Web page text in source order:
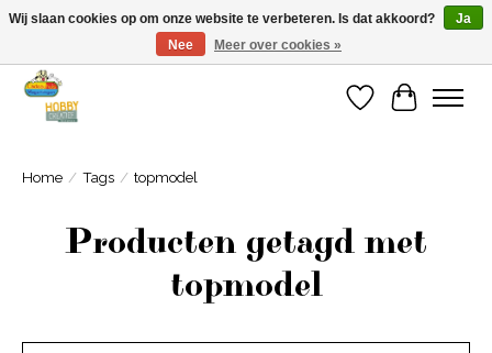
Welkom bij Cadeauhuis Wageningen
Verlanglijst
Home / Tags / topmodel
Producten getagd met
topmodel
Wij slaan cookies op om onze website te verbeteren. Is dat akkoord?
Ja
Nee
Meer over cookies »